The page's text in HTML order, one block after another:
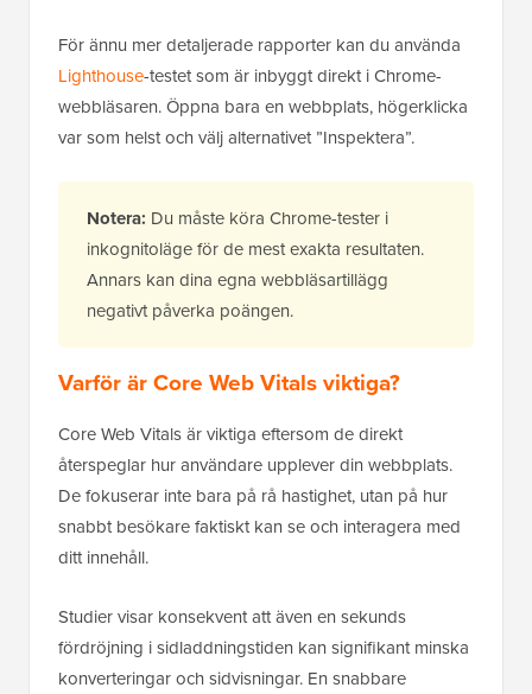
För ännu mer detaljerade rapporter kan du använda
Lighthouse-testet som är inbyggt direkt i Chrome-
webbläsaren. Öppna bara en webbplats, högerklicka
var som helst och välj alternativet ”Inspektera”.
Notera: Du måste köra Chrome-tester i
inkognitoläge för de mest exakta resultaten.
Annars kan dina egna webbläsartillägg
negativt påverka poängen.
Varför är Core Web Vitals viktiga?
Core Web Vitals är viktiga eftersom de direkt
återspeglar hur användare upplever din webbplats.
De fokuserar inte bara på rå hastighet, utan på hur
snabbt besökare faktiskt kan se och interagera med
ditt innehåll.
Studier visar konsekvent att även en sekunds
fördröjning i sidladdningstiden kan signifikant minska
konverteringar och sidvisningar. En snabbare